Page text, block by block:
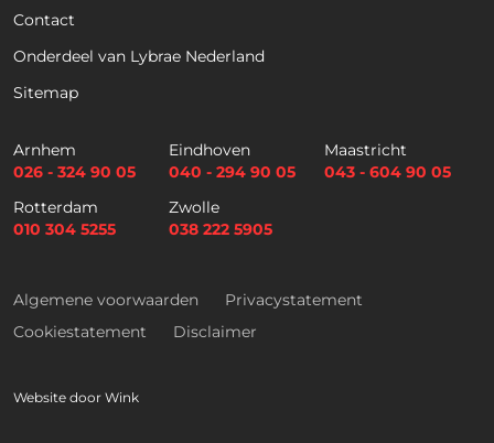
Contact
Onderdeel van Lybrae Nederland
Sitemap
Arnhem
026 - 324 90 05
Eindhoven
040 - 294 90 05
Maastricht
043 - 604 90 05
Rotterdam
010 304 5255
Zwolle
038 222 5905
Algemene voorwaarden
Privacystatement
Cookiestatement
Disclaimer
Website door Wink
Telefoon
m
a
l
*
Selectievakjes *
Hierbij accepteer ik dat ik via dit e-